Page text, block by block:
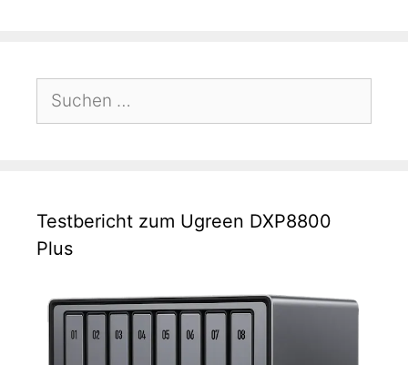
Suchen
nach:
Testbericht zum Ugreen DXP8800
Plus